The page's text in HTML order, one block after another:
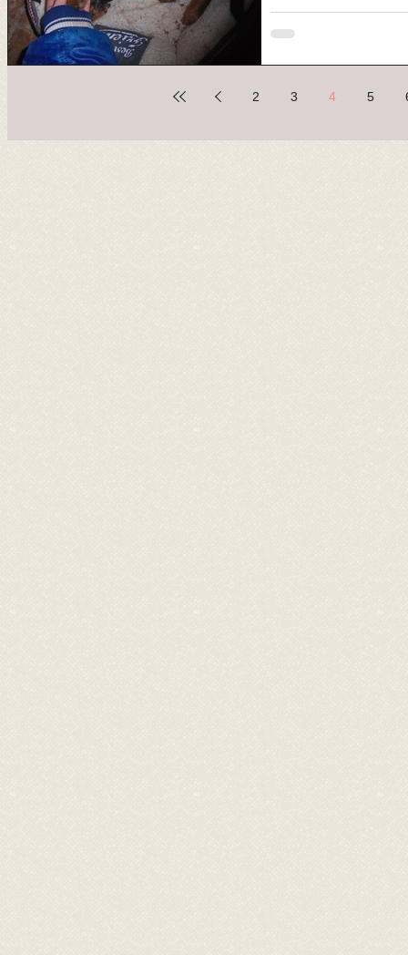
3 szuka kutyusunk
előbb gazdira
2 3 4 5